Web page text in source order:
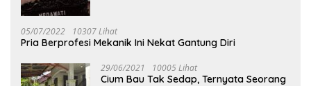
05/07/2022 10307 Lihat
Pria Berprofesi Mekanik Ini Nekat Gantung Diri
29/06/2021 10005 Lihat
Cium Bau Tak Sedap, Ternyata Seorang